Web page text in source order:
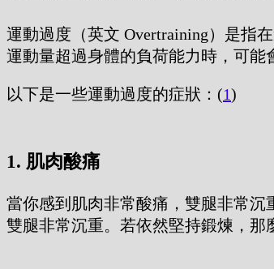
運動過度（英文 Overtraining）是指
運動量超過身體的負荷能力時，可能
以下是一些運動過度的症狀：(1)
1. 肌肉酸痛
當你感到肌肉非常酸痛，雙腿非常
雙腿非常沉重。若依然堅持鍛煉，那